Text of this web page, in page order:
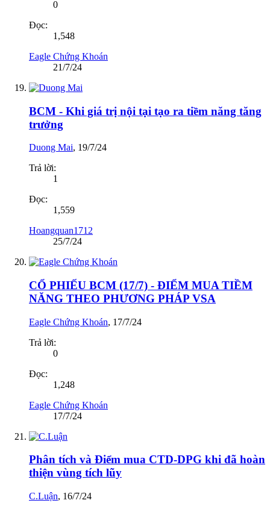
0
Đọc:
1,548
Eagle Chứng Khoán
21/7/24
BCM - Khi giá trị nội tại tạo ra tiềm năng tăng
trưởng
Duong Mai, 19/7/24
Trả lời:
1
Đọc:
1,559
Hoangquan1712
25/7/24
CỔ PHIẾU BCM (17/7) - ĐIỂM MUA TIỀM
NĂNG THEO PHƯƠNG PHÁP VSA
Eagle Chứng Khoán, 17/7/24
Trả lời:
0
Đọc:
1,248
Eagle Chứng Khoán
17/7/24
Phân tích và Điểm mua CTD-DPG khi đã hoàn
thiện vùng tích lũy
C.Luận, 16/7/24